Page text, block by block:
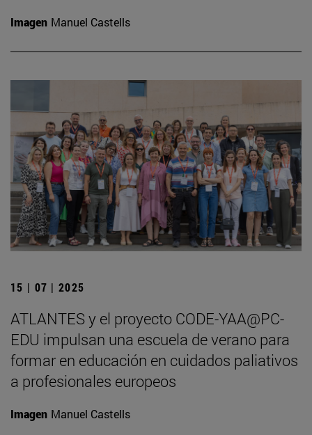
Imagen Manuel Castells
15 | 07 | 2025
ATLANTES y el proyecto CODE-YAA@PC-
EDU impulsan una escuela de verano para
formar en educación en cuidados paliativos
a profesionales europeos
Imagen Manuel Castells